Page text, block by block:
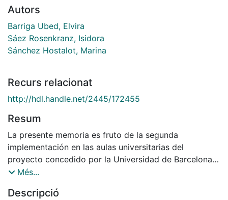
Autors
Barriga Ubed, Elvira
Sáez Rosenkranz, Isidora
Sánchez Hostalot, Marina
Recurs relacionat
http://hdl.handle.net/2445/172455
Resum
La presente memoria es fruto de la segunda
implementación en las aulas universitarias del
proyecto concedido por la Universidad de Barcelona
en el marco de la institución de Recerca, Innovació i
titulado: «Feminismo de consumo lento (lecturas) y de
Més...
Descripció